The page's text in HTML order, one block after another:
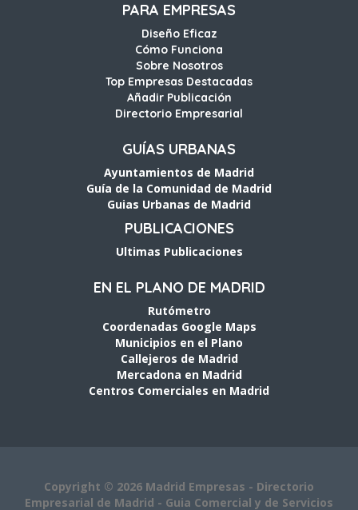
PARA EMPRESAS
Diseño Eficaz
Cómo Funciona
Sobre Nosotros
Top Empresas Destacadas
Añadir Publicación
Directorio Empresarial
GUÍAS URBANAS
Ayuntamientos de Madrid
Guía de la Comunidad de Madrid
Guias Urbanas de Madrid
PUBLICACIONES
Ultimas Publicaciones
EN EL PLANO DE MADRID
Rutómetro
Coordenadas Google Maps
Municipios en el Plano
Callejeros de Madrid
Mercadona en Madrid
Centros Comerciales en Madrid
Copyright © 2026 Madrid Empresas - Directorio
Empresarial de Madrid - Guia Comercial y de Servicios